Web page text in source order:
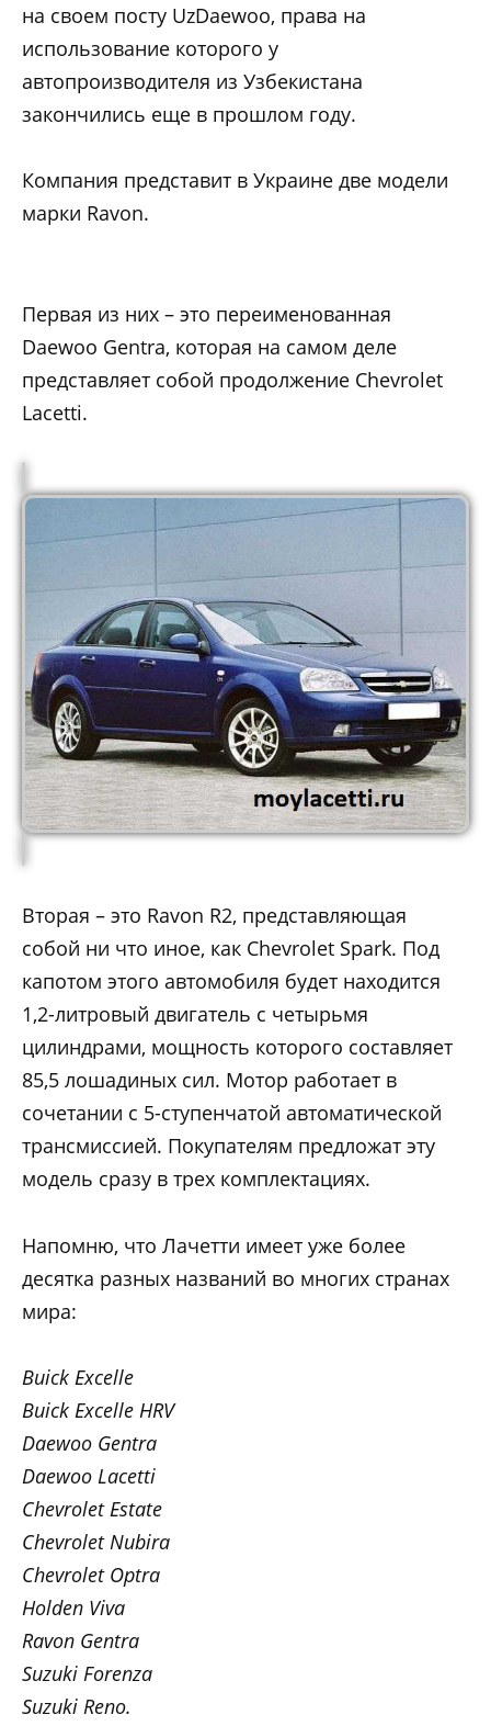
на своем посту UzDaewoo, права на
использование которого у
автопроизводителя из Узбекистана
закончились еще в прошлом году.
Компания представит в Украине две модели
марки Ravon.
Первая из них – это переименованная
Daewoo Gentra, которая на самом деле
представляет собой продолжение Chevrolet
Lacetti.
Вторая – это Ravon R2, представляющая
собой ни что иное, как Chevrolet Spark. Под
капотом этого автомобиля будет находится
1,2-литровый двигатель с четырьмя
цилиндрами, мощность которого составляет
85,5 лошадиных сил. Мотор работает в
сочетании с 5-ступенчатой автоматической
трансмиссией. Покупателям предложат эту
модель сразу в трех комплектациях.
Напомню, что Лачетти имеет уже более
десятка разных названий во многих странах
мира:
Buick Excelle
Buick Excelle HRV
Daewoo Gentra
Daewoo Lacetti
Chevrolet Estate
Chevrolet Nubira
Chevrolet Optra
Holden Viva
Ravon Gentra
Suzuki Forenza
Suzuki Reno.